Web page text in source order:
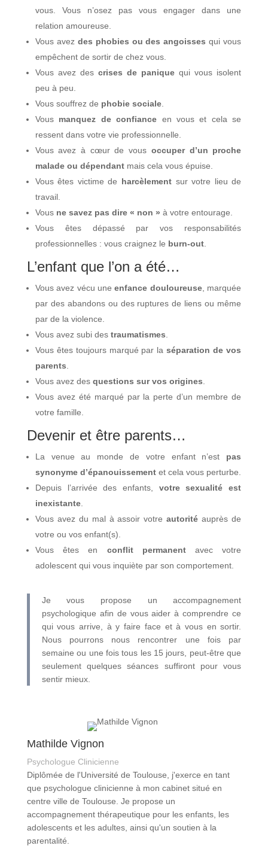
vous. Vous n’osez pas vous engager dans une
relation amoureuse.
Vous avez des phobies ou des angoisses qui vous
empêchent de sortir de chez vous.
Vous avez des crises de panique qui vous isolent
peu à peu.
Vous souffrez de phobie sociale.
Vous manquez de confiance en vous et cela se
ressent dans votre vie professionnelle.
Vous avez à cœur de vous occuper d’un proche
malade ou dépendantmais cela vous épuise.
Vous êtes victime de harcèlement sur votre lieu de
travail.
Vous ne savez pas dire « non » à votre entourage.
Vous êtes dépassé par vos responsabilités
professionnelles : vous craignez le burn-out.
L’enfant que l’on a été…
Vous avez vécu uneenfance douloureuse, marquée
par des abandons ou des ruptures de liens ou même
par de la violence.
Vous avez subi des traumatismes
Vous êtes toujours marqué par laséparation de vos
parents
Vous avez des questions sur vos origines
Vous avez été marqué par la perte d’un membre de
votre famille.
Devenir et être parents…
La venue au monde de votre enfant n’est pas
synonyme d’épanouissementet cela vous perturbe.
Depuis l’arrivée des enfants, votre sexualité est
inexistante.
Vous avez du mal à assoir votreautorité auprès de
votre ou vos enfant(s).
Vous êtes en conflit permanentavec votre
adolescent qui vous inquiète par son comportement.
Je vous propose un accompagnement
psychologique afin de vous aider à comprendre ce
qui vous arrive, à y faire face et à vous en sortir.
Nous pourrons nous rencontrer une fois par
semaine ou une fois tous les 15 jours, peut-être que
seulement quelques séances suffiront pour vous
sentir mieux.
Mathilde Vignon
Psychologue Clinicienne
Diplômée de l'Université de Toulouse, j'exerce en tant
que psychologue clinicienne à mon cabinet situé en
centre ville de Toulouse. Je propose un
accompagnement thérapeutique pour les enfants, les
adolescents et les adultes, ainsi qu'un soutien à la
parentalité.